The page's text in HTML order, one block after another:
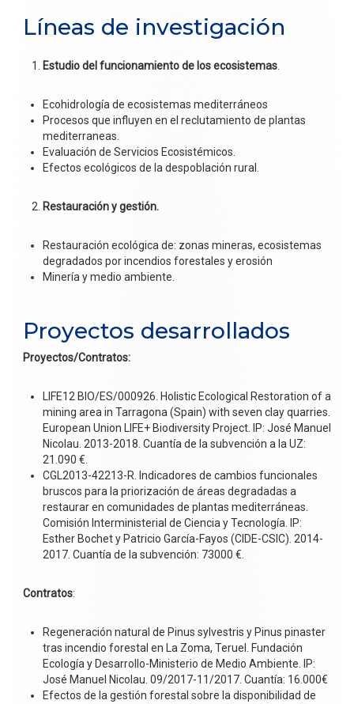
Líneas de investigación
Estudio del funcionamiento de los ecosistemas
Ecohidrología de ecosistemas mediterráneos
Procesos que influyen en el reclutamiento de plantas
mediterraneas.
Evaluación de Servicios Ecosistémicos.
Efectos ecológicos de la despoblación rural.
Restauración y gestión.
Restauración ecológica de: zonas mineras, ecosistemas
degradados por incendios forestales y erosión
Minería y medio ambiente.
Proyectos desarrollados
Proyectos/Contratos:
LIFE12 BIO/ES/000926. Holistic Ecological Restoration of a
mining area in Tarragona (Spain) with seven clay quarries.
European Union LIFE+ Biodiversity Project. IP: José Manuel
Nicolau. 2013-2018. Cuantía de la subvención a la UZ:
21.090 €.
CGL2013-42213-R. Indicadores de cambios funcionales
bruscos para la priorización de áreas degradadas a
restaurar en comunidades de plantas mediterráneas.
Comisión Interministerial de Ciencia y Tecnología. IP:
Esther Bochet y Patricio García-Fayos (CIDE-CSIC). 2014-
2017. Cuantía de la subvención: 73000 €.
Contratos:
Regeneración natural de Pinus sylvestris y Pinus pinaster
tras incendio forestal en La Zoma, Teruel. Fundación
Ecología y Desarrollo-Ministerio de Medio Ambiente. IP:
José Manuel Nicolau. 09/2017-11/2017. Cuantía: 16.000€
Efectos de la gestión forestal sobre la disponibilidad de